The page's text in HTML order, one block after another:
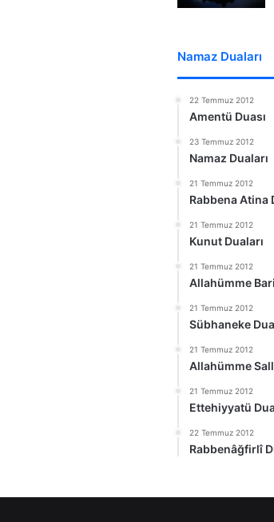
Namaz Duaları
22 Temmuz 2012
Amentü Duası
23 Temmuz 2012
Namaz Duaları
21 Temmuz 2012
Rabbena Atina
21 Temmuz 2012
Kunut Duaları
21 Temmuz 2012
Allahümme
21 Temmuz 2012
Sübhaneke
21 Temmuz 2012
Allahümme
21 Temmuz 2012
Ettehiyyatü
22 Temmuz 2012
Rabbenâğfirlî